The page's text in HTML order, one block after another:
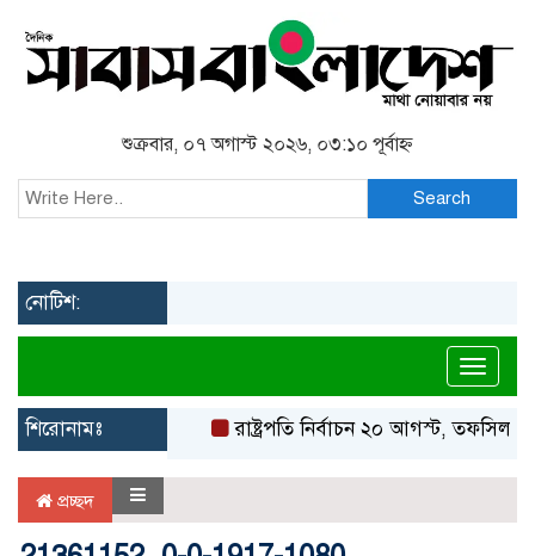
শুক্রবার, ০৭ অগাস্ট ২০২৬, ০৩:১০ পূর্বাহ্ন
Search
নোটিশ:
শিরোনামঃ রাষ্ট্রপতি নির্বাচন ২০ আগস্ট, তফসিল
প্রচ্ছদ